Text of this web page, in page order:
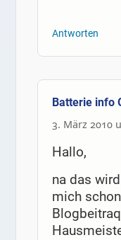
Antworten
Batterie info
3. März 2010
Hallo,
na das
mich